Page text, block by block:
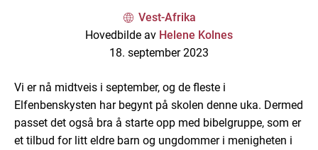
Vest-Afrika
Hovedbilde av Helene Kolnes
18. september 2023
Vi er nå midtveis i september, og de fleste i
Elfenbenskysten har begynt på skolen denne uka. Dermed
passet det også bra å starte opp med bibelgruppe, som er
et tilbud for litt eldre barn og ungdommer i menigheten i